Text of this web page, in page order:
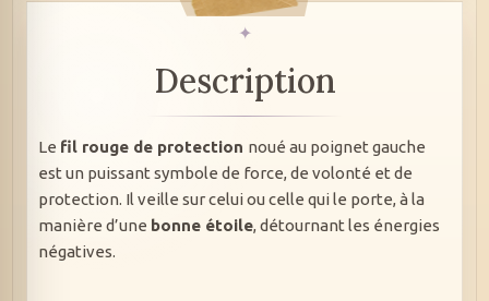
Description
Le fil rouge de protection noué au poignet gauche
est un puissant symbole de force, de volonté et de
protection. Il veille sur celui ou celle qui le porte, à la
manière d’une bonne étoile, détournant les énergies
négatives.